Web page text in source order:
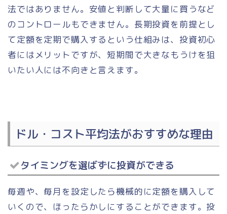
法ではありません。安値と判断して大量に買うなど
のコントロールもできません。長期投資を前提とし
て定額を定期で購入するという仕組みは、投資初心
者にはメリットですが、短期間で大きなもうけを狙
いたい人には不向きと言えます。
ドル・コスト平均法がおすすめな理由
タイミングを選ばずに投資ができる
毎週や、毎月を設定したら機械的に定額を購入して
いくので、ほったらかしにすることができます。投